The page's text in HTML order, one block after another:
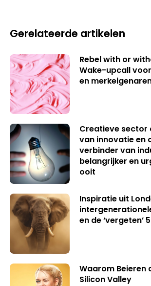
Gerelateerde artikelen
Rebel with or
Wake-upcall
en
Creatieve sector
van innovatie en
verbinder van
belangrijker en
ooit
Inspiratie uit
en de ‘vergeten’
Waarom Beieren
Silicon Valley